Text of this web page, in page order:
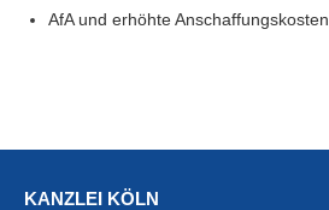
AfA und erhöhte Anschaffungskosten
KANZLEI KÖLN